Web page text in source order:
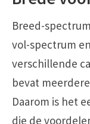
Breed-
vol-spectrum
verschillende
bevat
Daarom is het
die de